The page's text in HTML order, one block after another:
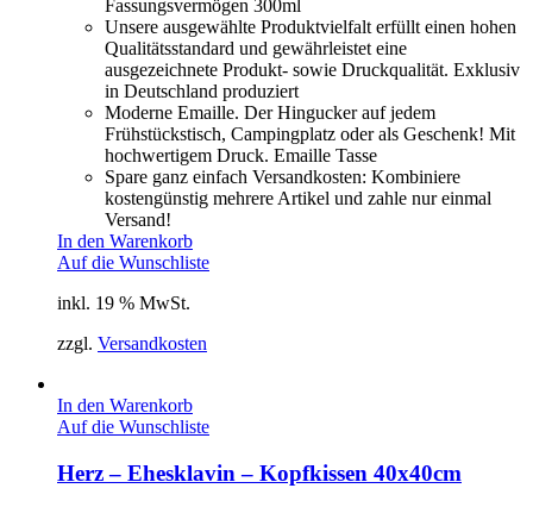
Fassungsvermögen 300ml
Unsere ausgewählte Produktvielfalt erfüllt einen hohen
Qualitätsstandard und gewährleistet eine
ausgezeichnete Produkt- sowie Druckqualität. Exklusiv
in Deutschland produziert
Moderne Emaille. Der Hingucker auf jedem
Frühstückstisch, Campingplatz oder als Geschenk! Mit
hochwertigem Druck. Emaille Tasse
Spare ganz einfach Versandkosten: Kombiniere
kostengünstig mehrere Artikel und zahle nur einmal
Versand!
In den Warenkorb
Auf die Wunschliste
inkl. 19 % MwSt.
zzgl. Versandkosten
In den Warenkorb
Auf die Wunschliste
Herz – Ehesklavin – Kopfkissen 40x40cm